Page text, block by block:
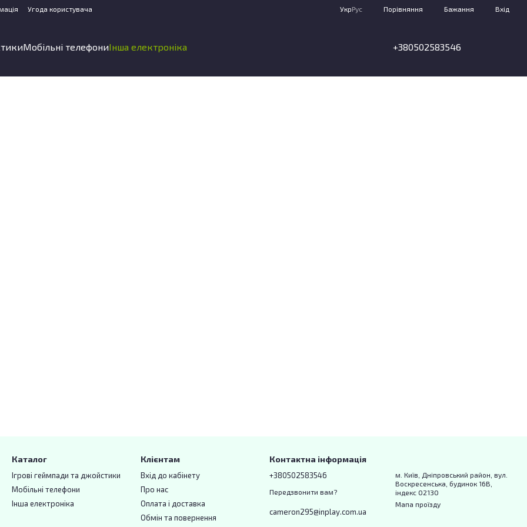
Угода користувача УкрРус Порівняння Бажання Вхід
Мобільні телефониІнша електроніка +380502583546
Каталог
Ігрові геймпади та джойстики
Мобільні телефони
Інша електроніка
Клієнтам
Вхід до кабінету
Про нас
Оплата і доставка
Обмін та повернення
Контактна інформація
+380502583546
Передзвонити вам?
cameron295@inplay.com.ua
м. Київ, Дніпровський район, вул.
Воскресенська, будинок 16В,
індекс 02130
Мапа проїзду